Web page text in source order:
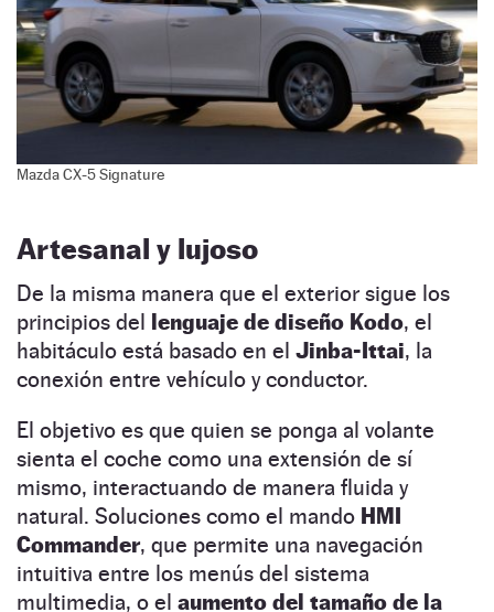
Mazda CX-5 Signature
Artesanal y lujoso
De la misma manera que el exterior sigue los
principios del lenguaje de diseño Kodo, el
habitáculo está basado en el Jinba-Ittai, la
conexión entre vehículo y conductor.
El objetivo es que quien se ponga al volante
sienta el coche como una extensión de sí
mismo, interactuando de manera fluida y
natural. Soluciones como el mando HMI
Commander, que permite una navegación
intuitiva entre los menús del sistema
multimedia, o el aumento del tamaño de la